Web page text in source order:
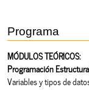
Programa
MÓDULOS TEÓRICOS:
Programación
Variables y tipos de